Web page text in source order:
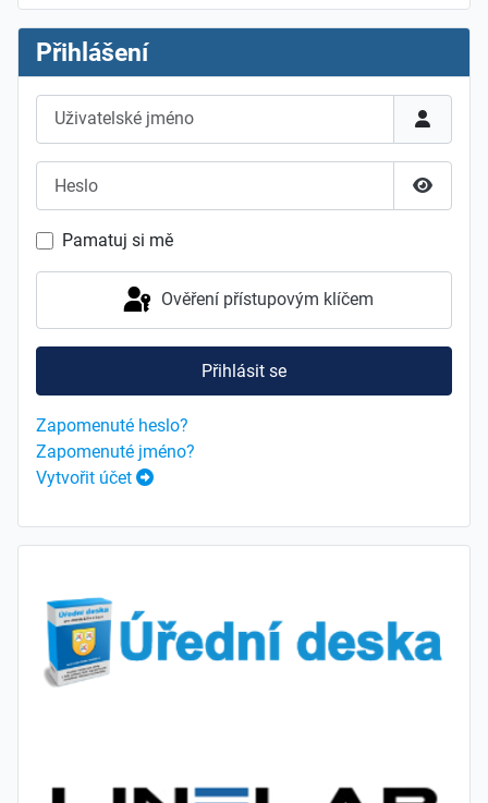
Přihlášení
Uživatelské jméno
Pamatuj si mě
Ověření přístupovým klíčem
Přihlásit se
Zapomenuté heslo?
Zapomenuté jméno?
Vytvořit účet